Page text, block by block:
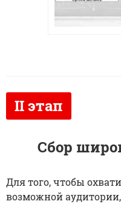
Сбор
Для того, чтобы
возможной